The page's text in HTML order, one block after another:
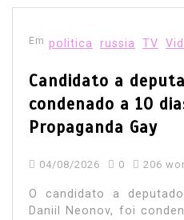
Em politica russia TV
Candidato a
condenado a 10
Propaganda Gay
04/08/2026 0 206
O candidato a
Daniil Neonov, foi